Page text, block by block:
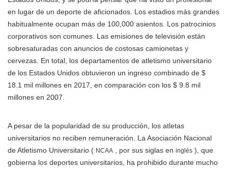
en lugar de un deporte de aficionados. Los estadios más grandes
habitualmente ocupan más de 100,000 asientos. Los patrocinios
corporativos son comunes. Las emisiones de televisión están
sobresaturadas con anuncios de costosas camionetas y
cervezas. En total, los departamentos de atletismo universitario
de los Estados Unidos obtuvieron un ingreso combinado de $
18.1 mil millones en 2017, en comparación con los $ 9.8 mil
millones en 2007.
A pesar de la popularidad de su producción, los atletas
universitarios no reciben remuneración. La Asociación Nacional
de Atletismo Universitario ( NCAA , por sus siglas en inglés ), que
gobierna los deportes universitarios, ha prohibido durante mucho